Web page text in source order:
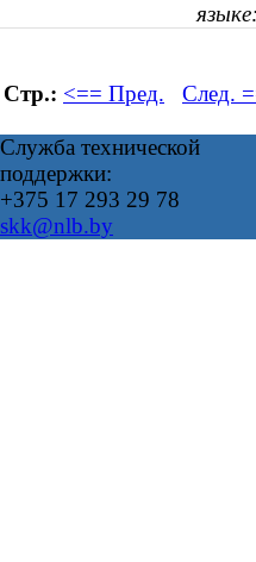
языке:
Стр.: <== Пред. След.
Служба технической
поддержки:
+375 17 293 29 78
skk@nlb.by